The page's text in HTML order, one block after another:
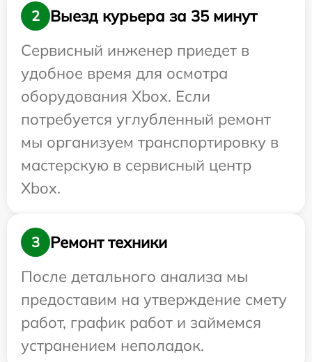
2
Выезд курьера за 35 минут
Сервисный инженер приедет в
удобное время для осмотра
оборудования Xbox. Если
потребуется углубленный ремонт
мы организуем транспортировку в
мастерскую в сервисный центр
Xbox.
3
Ремонт техники
После детального анализа мы
предоставим на утверждение смету
работ, график работ и займемся
устранением неполадок.